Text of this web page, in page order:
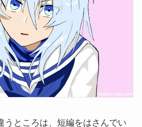
うところは、短編をはさんでい